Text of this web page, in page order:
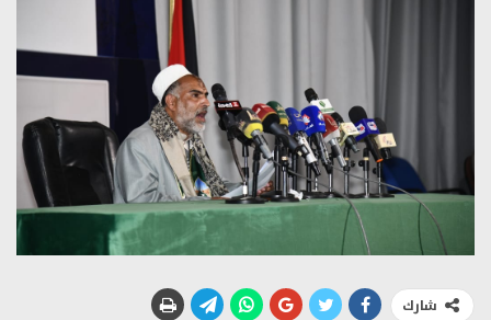
شارك